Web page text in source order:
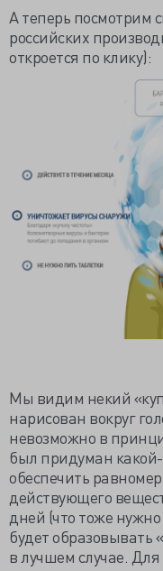
А теперь посмотрим
российских
откроется по клику):
Мы видим некий
нарисован вокруг
невозможно в
был придуман
обеспечить
действующего
дней (что тоже
будет образовывать
в лучшем случае. Для